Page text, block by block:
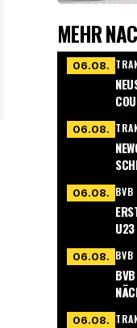
MEHR
06.08.
06.08.
06.08.
U23
06.08. BVB
06.08.